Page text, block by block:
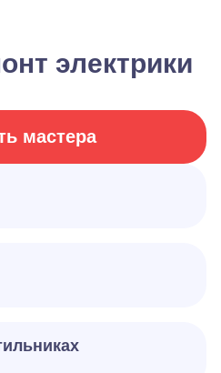
электрики
мастера